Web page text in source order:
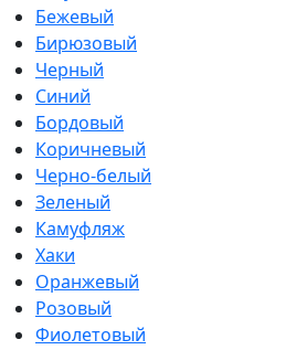
Бежевый
Бирюзовый
Черный
Синий
Бордовый
Коричневый
Черно-белый
Зеленый
Камуфляж
Хаки
Оранжевый
Розовый
Фиолетовый